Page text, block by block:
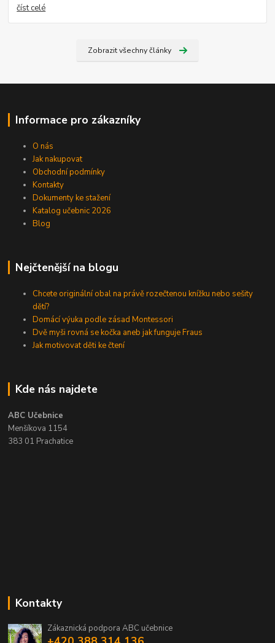
číst celé
Zobrazit všechny články
Informace pro zákazníky
O nás
Jak nakupovat
Obchodní podmínky
Kontakty
Dokumenty ke stažení
Katalog učebnic 2026
Blog
Nejčtenější na blogu
Chcete originální obal na právě rozečtenou knížku nebo sešity
dětí?
Domácí výuka podle zásad Montessori
Dvě myši rovná se kočka aneb jak funguje Fraus
Jak motivovat děti ke čtení
Kde nás najdete
ABC Učebnice
Menšíkova 1154
383 01 Prachatice
Kontakty
Zákaznická podpora ABC učebnice